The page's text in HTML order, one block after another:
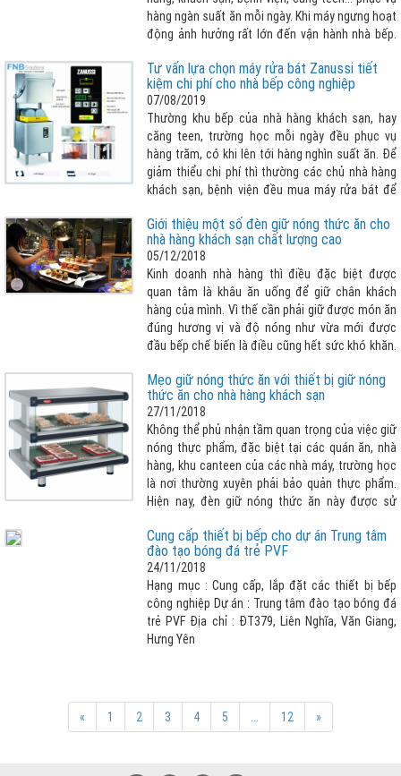
hàng ngàn suất ăn mỗi ngày. Khi máy ngưng hoạt
động ảnh hưởng rất lớn đến vận hành nhà bếp.
chén công nghiệp để khắc phục sớm ? Bài viết
sau đây giúp khách hàng nhận biết cần tham
khảo thêm :
Tư vấn lựa chọn máy rửa bát Zanussi tiết
kiệm chi phí cho nhà bếp công nghiệp
07/08/2019
Thường khu bếp của nhà hàng khách sạn, hay
căng teen, trường học mỗi ngày đều phục vụ
hàng trăm, có khi lên tới hàng nghìn suất ăn. Để
giảm thiểu chi phí thì thường các chủ nhà hàng
khách sạn, bệnh viện đều mua máy rửa bát để
bếp khác cần phải rửa sạch mỗi ngày. Nhưng lựa
chọn máy rửa bát như thế nào cho phù hợp với
bài toán vừa tiết kiệm chi phí tối đa nhất có thể
vừa đảm bảo vệ sinh sạch sẽ chén bát , nhanh
chóng, dễ dàng thao tác... FNB Solutions xin giới
thiệu dòng máy rửa bát công nghiệp Zanussi
chính là một trong những lời giải vô cùng hợp lý
cho vấn đề mà doanh nghiệp đang gặp phải !
Giới thiệu một số đèn giữ nóng thức ăn cho
nhà hàng khách sạn chất lượng cao
05/12/2018
Kinh doanh nhà hàng thì điều đặc biệt được
quan tâm là khâu ăn uống để giữ chân khách
hàng của mình. Vì thế cần phải giữ được món ăn
đúng hương vị và độ nóng như vừa mới được
đầu bếp chế biến là điều cũng hết sức khó khăn.
lớn thì đèn giữ nóng thức ăn là lựa chọn tuyệt
vời nhất cho nhà hàng khách sạn của bạn.
Mẹo giữ nóng thức ăn với thiết bị giữ nóng
thức ăn cho nhà hàng khách sạn
27/11/2018
Không thể phủ nhận tầm quan trọng của việc giữ
nóng thực phẩm, đặc biệt tại các quán ăn, nhà
hàng, khu canteen của các nhà máy, trường học
là nơi thường xuyên phải bảo quản thực phẩm.
Hiện nay, đèn giữ nóng thức ăn này được sử
gì là đáng ngạc nhiên bởi thiết bị giữ nóng thức
ăn có nhiều ưu điểm nổi bật như: Đều được làm
từ inox cao cấp, không gỉ sét, có thiết kế phù
hợp với nhu cầu sử dụng, thiết bị được bảo ôn
chống thoát nhiệt, giúp tiết kiệm điện tối đa,
thuận tiện cho quá trình sử dụng, điều chỉnh
nhiệt độ theo ý muốn và cảm biết chống quá
Cung cấp thiết bị bếp cho dự án Trung tâm
đào tạo bóng đá trẻ PVF
24/11/2018
Hạng mục : Cung cấp, lắp đặt các thiết bị bếp
công nghiệp Dự án : Trung tâm đào tạo bóng đá
trẻ PVF Địa chỉ : ĐT379, Liên Nghĩa, Văn Giang,
Hưng Yên
« 1 2 3 4 5 ... 12 »